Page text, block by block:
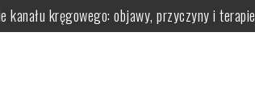
kanału kręgowego: objawy, przyczyny i terapie
pielęgnacyjne